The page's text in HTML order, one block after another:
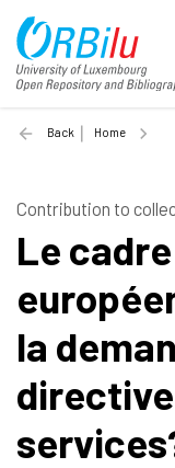
Back Home
Contribution to
Le
la